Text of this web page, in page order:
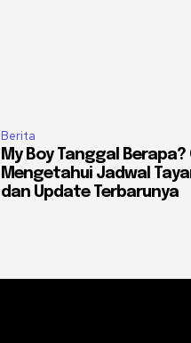
Berita
My Boy Tanggal Berapa?
Mengetahui Jadwal
dan Update Terbarunya